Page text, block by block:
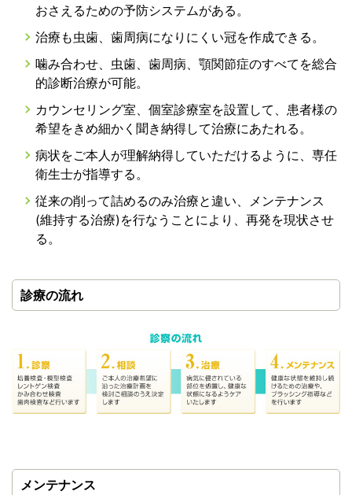
おさえるための予防システムがある。
治療も虫歯、歯周病になりにくい冠を作成できる。
噛み合わせ、虫歯、歯周病、顎関節症のすべてを総合
的診断治療が可能。
カウンセリング室、個室診療室を設置して、患者様の
希望をきめ細かく聞き納得して治療にあたれる。
病状をご本人が理解納得していただけるように、専任
衛生士が指導する。
従来の削って詰めるのみ治療と違い、メンテナンス
(維持する治療)を行なうことにより、再発を現状させ
る。
診療の流れ
メンテナンス